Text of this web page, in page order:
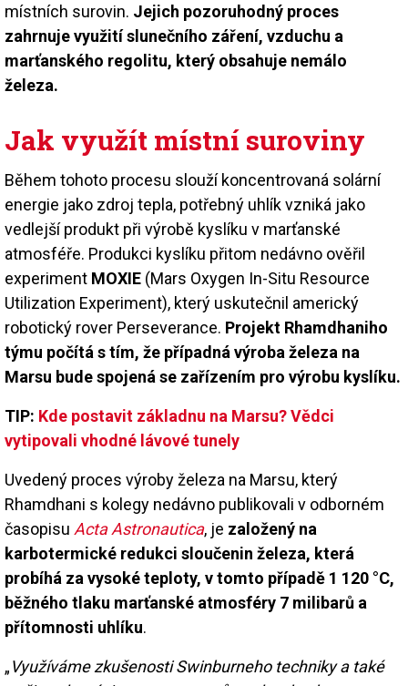
místních surovin. Jejich pozoruhodný proces
zahrnuje využití slunečního záření, vzduchu a
marťanského regolitu, který obsahuje nemálo
železa.
Jak využít místní suroviny
Během tohoto procesu slouží koncentrovaná solární
energie jako zdroj tepla, potřebný uhlík vzniká jako
vedlejší produkt při výrobě kyslíku v marťanské
atmosféře. Produkci kyslíku přitom nedávno ověřil
experiment MOXIE (Mars Oxygen In-Situ Resource
Utilization Experiment), který uskutečnil americký
robotický rover Perseverance. Projekt Rhamdhaniho
týmu počítá s tím, že případná výroba železa na
Marsu bude spojená se zařízením pro výrobu kyslíku.
TIP: Kde postavit základnu na Marsu? Vědci
vytipovali vhodné lávové tunely
Uvedený proces výroby železa na Marsu, který
Rhamdhani s kolegy nedávno publikovali v odborném
časopisu Acta Astronautica, je založený na
karbotermické redukci sloučenin železa, která
probíhá za vysoké teploty, v tomto případě 1 120 °C,
běžného tlaku marťanské atmosféry 7 milibarů a
přítomnosti uhlíku.
„Využíváme zkušenosti Swinburneho techniky a také